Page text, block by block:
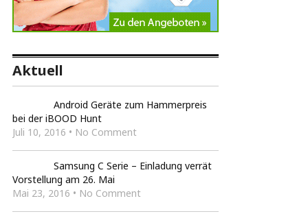
Aktuell
Android Geräte zum Hammerpreis
bei der iBOOD Hunt
Juli 10, 2016 • No Comment
Samsung C Serie – Einladung verrät
Vorstellung am 26. Mai
Mai 23, 2016 • No Comment